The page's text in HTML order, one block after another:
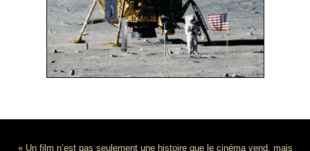
« Un film n’est pas seulement une histoire que le cinéma vend, mais